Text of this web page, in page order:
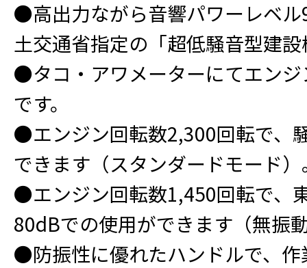
●高出力ながら音響パワーレベ
土交通省指定の「超低騒音型建
●タコ・アワメーターにてエン
です。
●エンジン回転数2,300回転で、
できます（スタンダードモード）
●エンジン回転数1,450回転で、
80dBでの使用ができます（無振
●防振性に優れたハンドルで、